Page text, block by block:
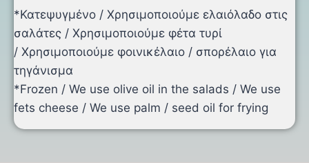
*Κατεψυγμένο / Χρησιμοποιούμε ελαιόλαδο στις
σαλάτες / Χρησιμοποιούμε φέτα τυρί
/ Χρησιμοποιούμε φοινικέλαιο / σπορέλαιο για
τηγάνισμα
*Frozen / We use olive oil in the salads / We use
fets cheese / We use palm / seed oil for frying